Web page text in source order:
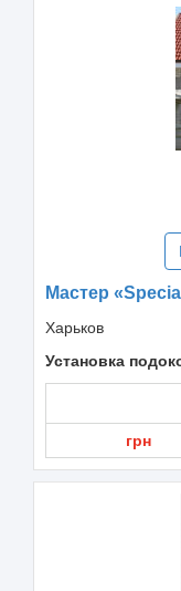
Мастер
Харьков
Установка
грн